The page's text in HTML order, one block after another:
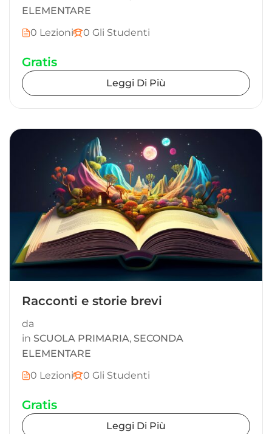
ELEMENTARE
0 Lezioni
0 Gli Studenti
Gratis
Leggi Di Più
Racconti e storie brevi
da
in SCUOLA PRIMARIA, SECONDA
ELEMENTARE
0 Lezioni
0 Gli Studenti
Gratis
Leggi Di Più